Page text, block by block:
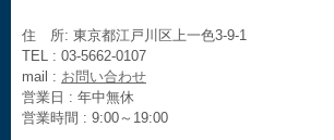
住 所: 東京都江戸川区上一色3-9-1
TEL : 03-5662-0107
mail : お問い合わせ
営業日 : 年中無休
営業時間 : 9:00～19:00